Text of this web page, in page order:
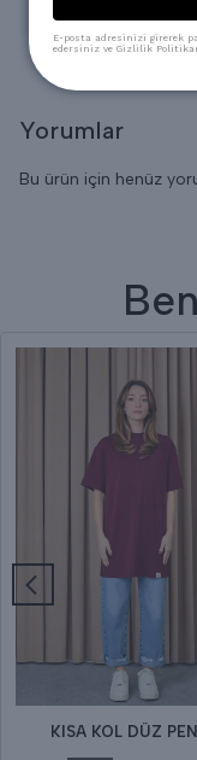
* Kuru
Yorumlar
Bu ürün için henüz
KISA KOL DÜZ
E-posta adresinizi girerek
edersiniz ve Gizlilik